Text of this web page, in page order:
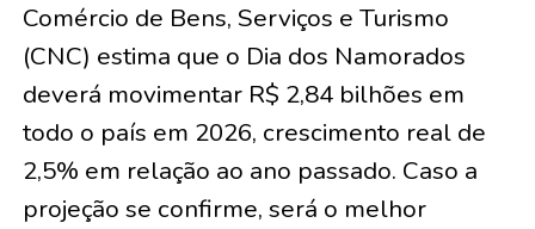
Comércio de Bens, Serviços e Turismo
(CNC) estima que o Dia dos Namorados
deverá movimentar R$ 2,84 bilhões em
todo o país em 2026, crescimento real de
2,5% em relação ao ano passado. Caso a
projeção se confirme, será o melhor